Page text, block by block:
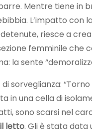
Mentre tiene
L’impatto
riesce a
femminile
la sente
sorveglianza:
in una cella di
sono scarsi nel
letto. Gli è stata data